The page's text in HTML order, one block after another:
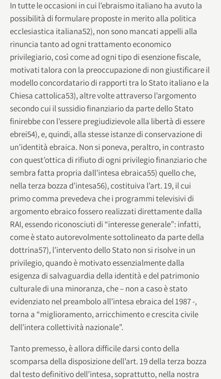
In tutte le occasioni in cui l’ebraismo italiano ha avuto la
possibilità di formulare proposte in merito alla politica
ecclesiastica italiana52), non sono mancati appelli alla
rinuncia tanto ad ogni trattamento economico
privilegiario, così come ad ogni tipo di esenzione fiscale,
motivati talora con la preoccupazione di non giustificare il
modello concordatario di rapporti tra lo Stato italiano e la
Chiesa cattolica53), altre volte attraverso l’argomento
secondo cui il sussidio finanziario da parte dello Stato
finirebbe con l’essere pregiudizievole alla libertà di essere
ebrei54), e, quindi, alla stesse istanze di conservazione di
un’identità ebraica. Non si poneva, peraltro, in contrasto
con quest’ottica di rifiuto di ogni privilegio finanziario che
sembra fatta propria dall’intesa ebraica55) quello che,
nella terza bozza d’intesa56), costituiva l’art. 19, il cui
primo comma prevedeva che i programmi televisivi di
argomento ebraico fossero realizzati direttamente dalla
RAI, essendo riconosciuti di “interesse generale”: infatti,
come è stato autorevolmente sottolineato da parte della
dottrina57), l’intervento dello Stato non si risolve in un
privilegio, quando è motivato essenzialmente dalla
esigenza di salvaguardia della identità e del patrimonio
culturale di una minoranza, che – non a caso è stato
evidenziato nel preambolo all’intesa ebraica del 1987 -,
torna a “miglioramento, arricchimento e crescita civile
dell’intera collettività nazionale”.
Tanto premesso, è allora difficile darsi conto della
scomparsa della disposizione dell’art. 19 della terza bozza
dal testo definitivo dell’intesa, soprattutto, nella nostra